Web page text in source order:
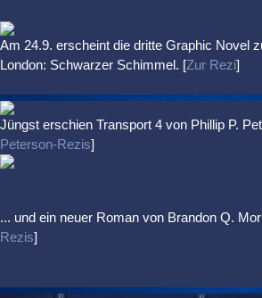
Am 24.9. erscheint die dritte Graphic Novel
London: Schwarzer Schimmel. [Zur Rezi]
Jüngst erschien Transport 4 von Phillip P.
Peterson-Rezis]
... und ein neuer Roman von Brandon Q.
Rezis]